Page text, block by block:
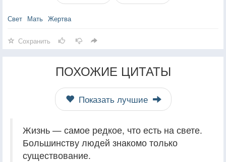
Свет Мать Жертва
Сохранить
ПОХОЖИЕ ЦИТАТЫ
Показать лучшие
Жизнь — самое редкое, что есть на свете.
Большинству людей знакомо только
существование.